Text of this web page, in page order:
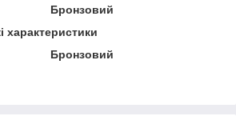
Бронзовий
характеристики
Бронзовий